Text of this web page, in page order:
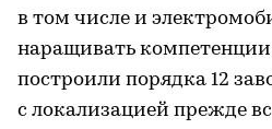
в том числе и
наращивать компетенции
построили порядка 12
с локализацией прежде